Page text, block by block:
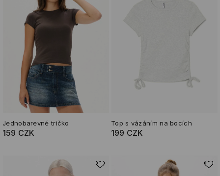
Jednobarevné tričko
159 CZK
Top s vázáním na bocích
199 CZK